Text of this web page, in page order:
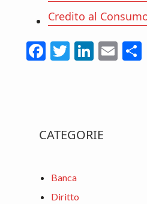
Credito al
F
o
o
T
Li
n
E
Primary
CATEGORIE
Banca
Diritto